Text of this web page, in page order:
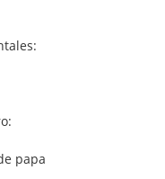
papa